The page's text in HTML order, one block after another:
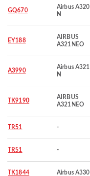
GQ670
Airbus A320
N
EY188
AIRBUS
A321NEO
A3990
Airbus A321
N
TK9190
AIRBUS
A321NEO
TR51 -
TR51 -
TK1844 Airbus A330